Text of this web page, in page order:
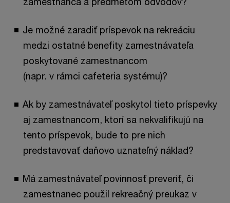
Je možné zaradiť príspevok na rekreáciu
medzi ostatné benefity zamestnávateľa
poskytované zamestnancom
(napr. v rámci cafeteria systému)?
Ak by zamestnávateľ poskytol tieto príspevky
aj zamestnancom, ktorí sa nekvalifikujú na
tento príspevok, bude to pre nich
predstavovať daňovo uznateľný náklad?
Má zamestnávateľ povinnosť preveriť, či
zamestnanec použil rekreačný preukaz v